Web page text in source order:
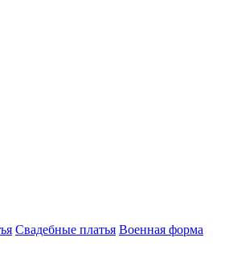
Свадебные платья Военная форма